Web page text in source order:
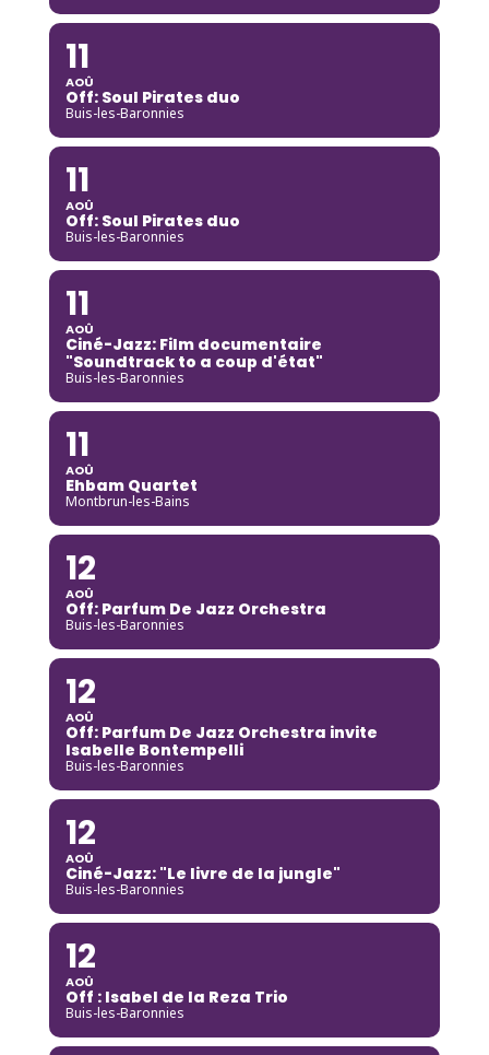
11
AOÛ
Off: Soul Pirates duo
Buis-les-Baronnies
11
AOÛ
Off: Soul Pirates duo
Buis-les-Baronnies
11
AOÛ
Ciné-Jazz: Film documentaire
"Soundtrack to a coup d'état"
Buis-les-Baronnies
11
AOÛ
Ehbam Quartet
Montbrun-les-Bains
12
AOÛ
Off: Parfum De Jazz Orchestra
Buis-les-Baronnies
12
AOÛ
Off: Parfum De Jazz Orchestra invite
Isabelle Bontempelli
Buis-les-Baronnies
12
AOÛ
Ciné-Jazz: "Le livre de la jungle"
Buis-les-Baronnies
12
AOÛ
Off : Isabel de la Reza Trio
Buis-les-Baronnies